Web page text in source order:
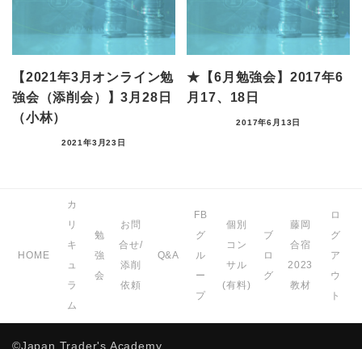
【2021年3月オンライン勉
強会（添削会）】3月28日
（小林）
2021年3月23日
★【6月勉強会】2017年6
月17、18日
2017年6月13日
HOME
カ
リ
キ
ュ
ラ
ム
勉
強
会
お問
合せ/
添削
依頼
Q&A
FB
グ
ル
ー
プ
個別
コン
サル
(有料)
ブ
ロ
グ
藤岡
合宿
2023
教材
ロ
グ
ア
ウ
ト
©Japan Trader's Academy